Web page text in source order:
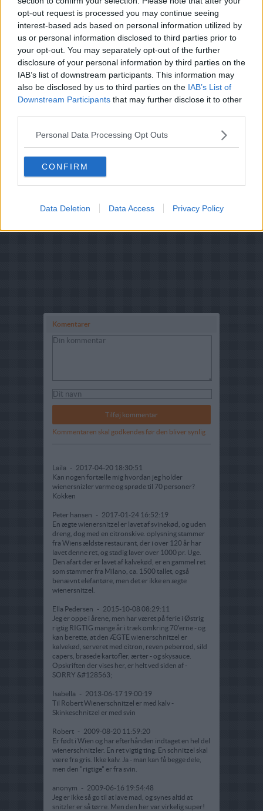
opt-out request is processed you may continue seeing
interest-based ads based on personal information utilized by
us or personal information disclosed to third parties prior to
your opt-out. You may separately opt-out of the further
disclosure of your personal information by third parties on the
IAB’s list of downstream participants. This information may
also be disclosed by us to third parties on the IAB’s List of
Downstream Participants that may further disclose it to other
Personal Data Processing Opt Outs
CONFIRM
Data Deletion Data Access Privacy Policy
Brugernes vurdering:4.7(26 stemmer )
Din vurdering:
Komentarer
Kommentaren skal godkendes før den bliver synlig
Laila - 2017-04-20 18:30:51
Kan nogen fortælle mig hvordan jeg holder
wienersnizler varme og sprøde til 70 personer?
Kokken
Peter hansen - 2017-01-24 16:52:19
En ægte wienersnitzel er lavet af svinekød, og uden
dreng, dog med en citronskive. oplysning stammer
fra Wiens ældste restaurant, der i over 120 år har
lavet denne ret, og stadig laver over 1000 pr. Uge.
Den afart der er lavet af kalvekød, er en gammel ret
som stammer fra Milano, ca. 1500 tallet, også
benævnt elefantøre, men det er ikke en ægte
wienersnitzel.
Ella Pedersen - 2015-10-08 08:29:11
Jeg er oppe i årene, men har været på ferie i Østrig
rigtig RIGTIG mange år i træk omkring 70'erne - og
kan berette, at den ÆGTE wienerschnitzel er
kalvekød, serveret med citron, reven peberrod, sild
capers, brasede kartofler, ærter - og skysauce.
Opskriften der vises her, er helt ved siden af -
SORRY &#128563;
Isabella - 2013-06-17 19:00:19
Til Robert Wienerschnitzel er med kalv -
Skinkeschnitzel er med svin
Robert - 2009-08-20 11:59:20
Er født i Wien og har efterhånden indtaget en hel del
wienerschnitzler. En ret vigtig ting: En schnitzel skal
være fra gris. Ikke kalv. Ja - man kan få begge dele,
men den "rigtige" er fra svin.
anonym - 2009-06-16 19:54:48
Jeg er ikke så go til at lave mad, og synes altid at
snitzler er så tørre. Men den her var virkelig super!